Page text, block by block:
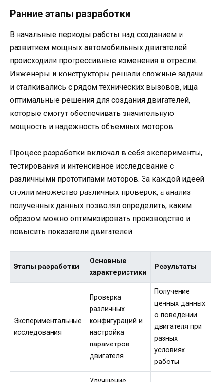
Ранние этапы разработки
В начальные периоды работы над созданием и
развитием мощных автомобильных двигателей
происходили прогрессивные изменения в отрасли.
Инженеры и конструкторы решали сложные задачи
и сталкивались с рядом технических вызовов, ища
оптимальные решения для создания двигателей,
которые смогут обеспечивать значительную
мощность и надежность объемных моторов.
Процесс разработки включал в себя эксперименты,
тестирования и интенсивное исследование с
различными прототипами моторов. За каждой идеей
стояли множество различных проверок, а анализ
полученных данных позволял определить, каким
образом можно оптимизировать производство и
повысить показатели двигателей.
Этапы разработки
Основные
характеристики
Результаты
Экспериментальные
исследования
Проверка
различных
конфигураций и
настройка
параметров
двигателя
Получение
ценных данных
о поведении
двигателя при
разных
условиях
работы